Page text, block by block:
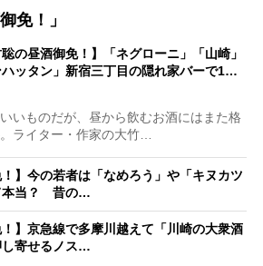
免！」
聡の昼酒御免！】「ネグローニ」「山崎」
ハッタン」新宿三丁目の隠れ家バーで1…
いものだが、昼から飲むお酒にはまた格
ライター・作家の大竹…
！】今の若者は「なめろう」や「キヌカツ
本当？ 昔の…
！】京急線で多摩川越えて「川崎の大衆酒
寄せるノス…